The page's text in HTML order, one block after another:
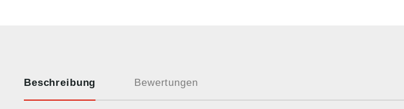
Beschreibung Bewertungen